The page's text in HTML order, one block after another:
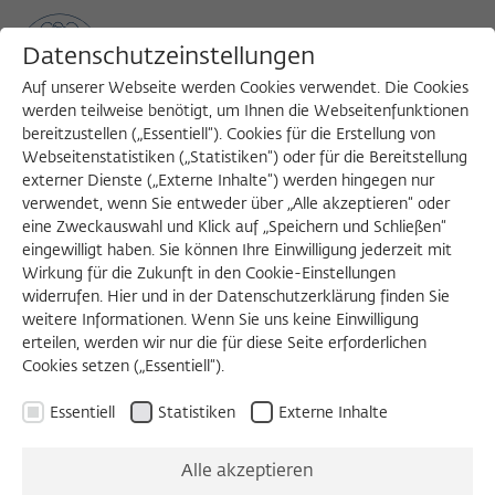
MENU
Search
1988/1989
Günter Albrecht-Bühler, Dr.
rer. nat.
R.L. Rae Professor for Cell Biology
Northwestern University, Evanston
Datenschutzeinstellungen
Auf unserer Webseite werden Cookies verwendet. Die Cookies
werden teilweise benötigt, um Ihnen die Webseitenfunktionen
bereitzustellen („Essentiell“). Cookies für die Erstellung von
Webseitenstatistiken („Statistiken“) oder für die Bereitstellung
externer Dienste („Externe Inhalte“) werden hingegen nur
verwendet, wenn Sie entweder über „Alle akzeptieren“ oder
eine Zweckauswahl und Klick auf „Speichern und Schließen“
eingewilligt haben. Sie können Ihre Einwilligung jederzeit mit
Wirkung für die Zukunft in den Cookie-Einstellungen
widerrufen. Hier und in der Datenschutzerklärung finden Sie
weitere Informationen. Wenn Sie uns keine Einwilligung
erteilen, werden wir nur die für diese Seite erforderlichen
Cookies setzen („Essentiell“).
Essentiell Statistiken Externe Inhalte
Alle akzeptieren